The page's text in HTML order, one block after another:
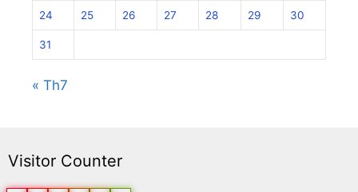
24 25 26 27 28 29 30
31
« Th7
Visitor Counter